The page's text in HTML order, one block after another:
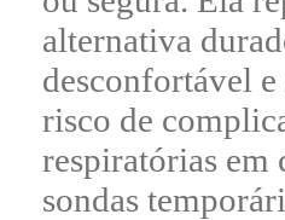
alternativa
desconfortável
risco de
respiratórias em
sondas